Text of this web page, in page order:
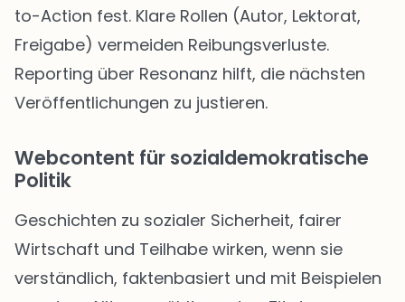
to-Action fest. Klare Rollen (Autor, Lektorat,
Freigabe) vermeiden Reibungsverluste.
Reporting über Resonanz hilft, die nächsten
Veröffentlichungen zu justieren.
Webcontent für sozialdemokratische
Politik
Geschichten zu sozialer Sicherheit, fairer
Wirtschaft und Teilhabe wirken, wenn sie
verständlich, faktenbasiert und mit Beispielen